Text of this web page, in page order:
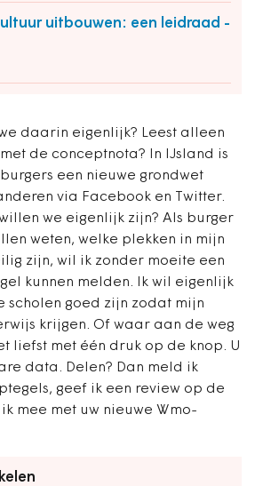
uitbouwen: een leidraad -
daarin eigenlijk? Leest alleen
de conceptnota? In IJsland is
een nieuwe grondwet
via Facebook en Twitter.
we eigenlijk zijn? Als burger
weten, welke plekken in mijn
zijn, wil ik zonder moeite een
kunnen melden. Ik wil eigenlijk
scholen goed zijn zodat mijn
krijgen. Of waar aan de weg
liefst met één druk op de knop. U
data. Delen? Dan meld ik
geef ik een review op de
mee met uw nieuwe Wmo-